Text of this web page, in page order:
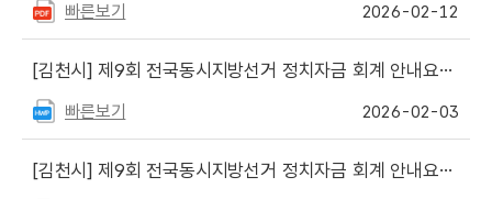
빠른보기 2026-02-12
[김천시] 제9회 전국동시지방선거 정치자금 회계 안내요원 최종 합격자 안내
빠른보기 2026-02-03
[김천시] 제9회 전국동시지방선거 정치자금 회계 안내요원 서류심사 합격자 및 면접일정 등 안내